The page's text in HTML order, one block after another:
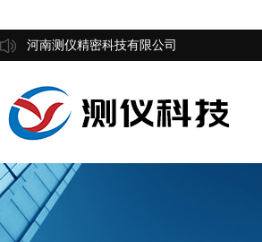
河南测仪精密科技有限公司